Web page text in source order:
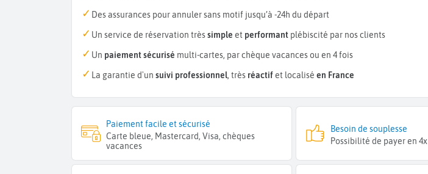
Des assurances pour annuler sans motif jusqu’à -24h du départ
Un service de réservation trèssimple et performant plébiscité par nos clients
Un paiement sécurisé multi-cartes, par chèque vacances ou en 4 fois
La garantie d'un suivi professionnel, très réactifet localisé en France
Paiement facile et sécurisé
Carte bleue, Mastercard, Visa, chèques
vacances
Besoin de souplesse
Possibilité de payer en 4x